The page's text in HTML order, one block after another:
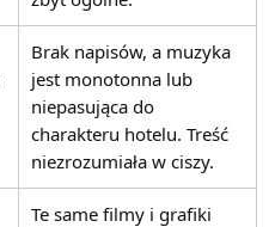
Brak napisów, a muzyka
jest monotonna lub
niepasująca do
charakteru hotelu. Treść
niezrozumiała w ciszy.
Te same filmy i grafiki